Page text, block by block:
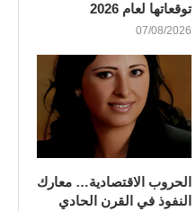
توقعاتها لعام 2026
07/08/2026
الحروب الاقتصادية… معارك
النفوذ في القرن الحادي